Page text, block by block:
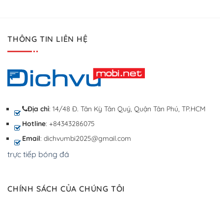
THÔNG TIN LIÊN HỆ
Địa chỉ: 14/48 Đ. Tân Kỳ Tân Quý, Quận Tân Phú, TP.HCM
Hotline: +84343286075
Email: dichvumbi2025@gmail.com
trực tiếp bóng đá
CHÍNH SÁCH CỦA CHÚNG TÔI